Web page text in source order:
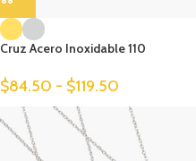
Cruz Acero Inoxidable 110
$84.50 - $119.50